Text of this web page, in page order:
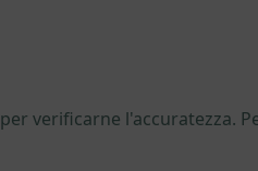
verificarne l'accuratezza.